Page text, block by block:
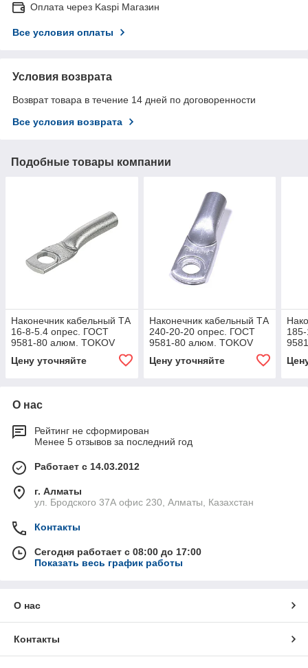
Оплата через Kaspi Магазин
Все условия оплаты
Условия возврата
Возврат товара в течение 14 дней по договоренности
Все условия возврата
Подобные товары компании
Наконечник кабельный ТА
16-8-5.4 опрес. ГОСТ
9581-80 алюм. TOKOV
ELECTRIC TKE-TA-16-8-
5.4
Цену уточняйте
Наконечник кабельный ТА
240-20-20 опрес. ГОСТ
9581-80 алюм. TOKOV
20-20
Цену уточняйте
16-
О нас
Рейтинг не сформирован
Менее 5 отзывов за последний год
Работает с 14.03.2012
г. Алматы
ул. Бродского 37А офис 230, Алматы, Казахстан
Контакты
Сегодня работает с 08:00 до 17:00
Показать весь график работы
О нас
Контакты